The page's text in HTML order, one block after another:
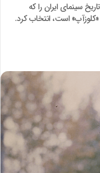
فیلم اساسی تاریخ سینمای ایران را که
است، انتخاب کرد.